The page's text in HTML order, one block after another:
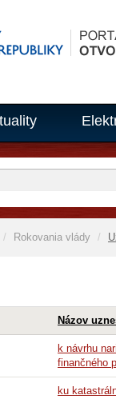
Rokovania vlády
Názov
k návrhu
finančného
ku